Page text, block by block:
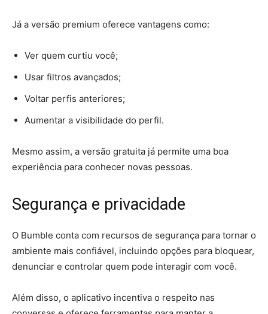
Já a versão premium oferece vantagens como:
Ver quem curtiu você;
Usar filtros avançados;
Voltar perfis anteriores;
Aumentar a visibilidade do perfil.
Mesmo assim, a versão gratuita já permite uma boa
experiência para conhecer novas pessoas.
Segurança e privacidade
O Bumble conta com recursos de segurança para tornar o
ambiente mais confiável, incluindo opções para bloquear,
denunciar e controlar quem pode interagir com você.
Além disso, o aplicativo incentiva o respeito nas